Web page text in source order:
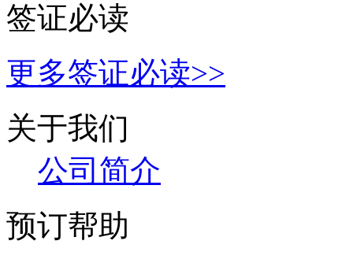
签证必读
更多签证必读>>
关于我们
公司简介
预订帮助